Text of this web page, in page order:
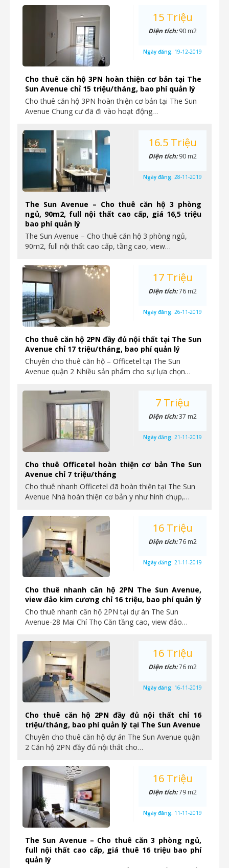
Cho thuê căn hộ 3PN hoàn thiện cơ bản tại The
Sun Avenue chỉ 15 triệu/tháng, bao phí quản lý
Cho thuê căn hộ 3PN hoàn thiện cơ bản tại The Sun
Avenue Chung cư đã đi vào hoạt động…
15 Triệu
Diện tích:90 m2
Ngày đăng: 19-12-2019
The Sun Avenue – Cho thuê căn hộ 3 phòng
ngủ, 90m2, full nội thất cao cấp, giá 16,5 triệu
bao phí quản lý
The Sun Avenue – Cho thuê căn hộ 3 phòng ngủ,
90m2, full nội thất cao cấp, tầng cao, view…
16.5 Triệu
Diện tích:90 m2
Ngày đăng: 28-11-2019
Cho thuê căn hộ 2PN đầy đủ nội thất tại The Sun
Avenue chỉ 17 triệu/tháng, bao phí quản lý
Chuyên cho thuê căn hộ – Officetel tại The Sun
Avenue quận 2 Nhiều sản phẩm cho sự lựa chọn…
17 Triệu
Diện tích:76 m2
Ngày đăng: 26-11-2019
Cho thuê Officetel hoàn thiện cơ bản The Sun
Avenue chỉ 7 triệu/tháng
Cho thuê nhanh Officetel đã hoàn thiện tại The Sun
Avenue Nhà hoàn thiện cơ bản y như hình chụp,…
7 Triệu
Diện tích:37 m2
Ngày đăng: 21-11-2019
Cho thuê nhanh căn hộ 2PN The Sun Avenue,
view đảo kim cương chỉ 16 triệu, bao phí quản lý
Cho thuê nhanh căn hộ 2PN tại dự án The Sun
Avenue-28 Mai Chí Thọ Căn tầng cao, view đảo…
16 Triệu
Diện tích:76 m2
Ngày đăng: 21-11-2019
Cho thuê căn hộ 2PN đầy đủ nội thất chỉ 16
triệu/tháng, bao phí quản lý tại The Sun Avenue
Chuyên cho thuê căn hộ dự án The Sun Avenue quận
2 Căn hộ 2PN đầy đủ nội thất cho…
16 Triệu
Diện tích:76 m2
Ngày đăng: 16-11-2019
The Sun Avenue – Cho thuê căn 3 phòng ngủ,
full nội thất cao cấp, giá thuê 16 triệu bao phí
quản lý
16 Triệu
Diện tích:79 m2
Ngày đăng: 11-11-2019